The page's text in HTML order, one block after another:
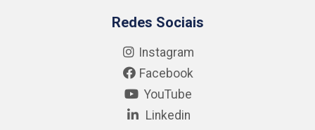
Redes Sociais
Instagram
Facebook
YouTube
Linkedin